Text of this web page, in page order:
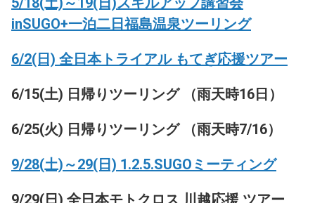
inSUGO+一泊二日福島温泉ツーリング
6/2(日) 全日本トライアル もてぎ応援ツアー
6/15(土) 日帰りツーリング （雨天時16日）
6/25(火) 日帰りツーリング （雨天時7/16）
9/28(土)～29(日) 1.2.5.SUGOミーティング
9/29(日) 全日本モトクロス 川越応援 ツアー